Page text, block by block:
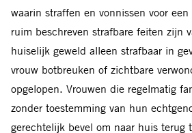
waarin straffen en vonnissen voor
ruim beschreven strafbare feiten zijn
huiselijk geweld alleen strafbaar in
vrouw botbreuken of zichtbare
opgelopen. Vrouwen die regelmatig
zonder toestemming van hun
gerechtelijk bevel om naar huis terug